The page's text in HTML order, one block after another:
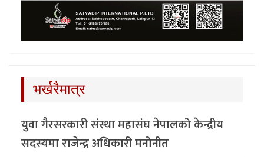
भर्खरैमात्र
युवा गैरसरकारी संस्था महासंघ नेपालको केन्द्रीय
सदस्यमा राजेन्द्र अधिकारी मनोनीत